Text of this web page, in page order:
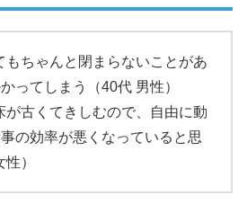
もちゃんと閉まらないことがあ
ってしまう（40代 男性）
が古くてきしむので、自由に動
の効率が悪くなっていると思
）